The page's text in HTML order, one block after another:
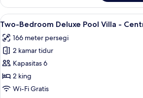
Two-
Bedroom
Pool
West
Lihat
semua
foto
untuk
Two-
Bedroom
Deluxe
Two-
11
Two-Bedroom Deluxe Pool Villa -
166 meter persegi
2 kamar tidur
Kapasitas 6
2 king
Wi-Fi Gratis